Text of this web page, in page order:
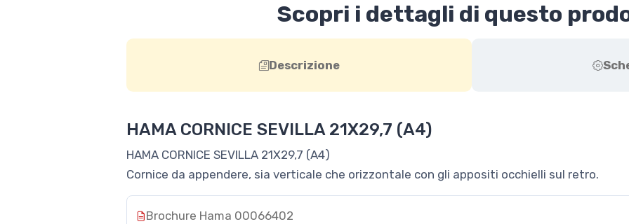
Scopri i dettagli di questo
Descrizione
HAMA CORNICE SEVILLA 21X29,7 (A4)
HAMA CORNICE SEVILLA 21X29,7 (A4)
Cornice da appendere, sia verticale che orizzontale con gli appositi occhielli sul retro.
Brochure Hama 00066402